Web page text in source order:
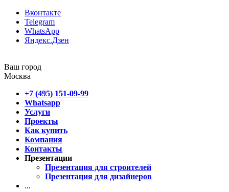
Вконтакте
Telegram
WhatsApp
Яндекс.Дзен
Ваш город
Москва
+7 (495) 151-09-99
Whatsapp
Услуги
Проекты
Как купить
Компания
Контакты
Презентации
Презентация для строителей
Презентация для дизайнеров
...